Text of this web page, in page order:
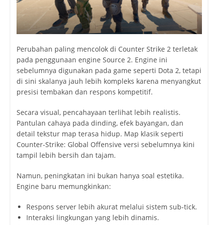
Perubahan paling mencolok di Counter Strike 2 terletak
pada penggunaan engine Source 2. Engine ini
sebelumnya digunakan pada game seperti Dota 2, tetapi
di sini skalanya jauh lebih kompleks karena menyangkut
presisi tembakan dan respons kompetitif.
Secara visual, pencahayaan terlihat lebih realistis.
Pantulan cahaya pada dinding, efek bayangan, dan
detail tekstur map terasa hidup. Map klasik seperti
Counter-Strike: Global Offensive versi sebelumnya kini
tampil lebih bersih dan tajam.
Namun, peningkatan ini bukan hanya soal estetika.
Engine baru memungkinkan:
Respons server lebih akurat melalui sistem sub-tick.
Interaksi lingkungan yang lebih dinamis.